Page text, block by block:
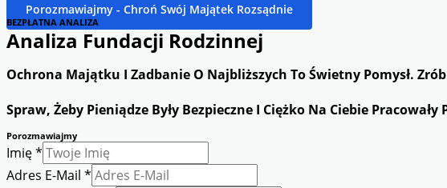
Porozmawiajmy - Chroń Swój Majątek Rozsądnie
BEZPŁATNA ANALIZA
Analiza Fundacji Rodzinnej
Ochrona Majątku I Zadbanie O Najbliższych To Świetny Pomysł.
Spraw, Żeby Pieniądze Były Bezpieczne I Ciężko Na Ciebie
Porozmawiajmy
Imię*
Adres E-Mail *